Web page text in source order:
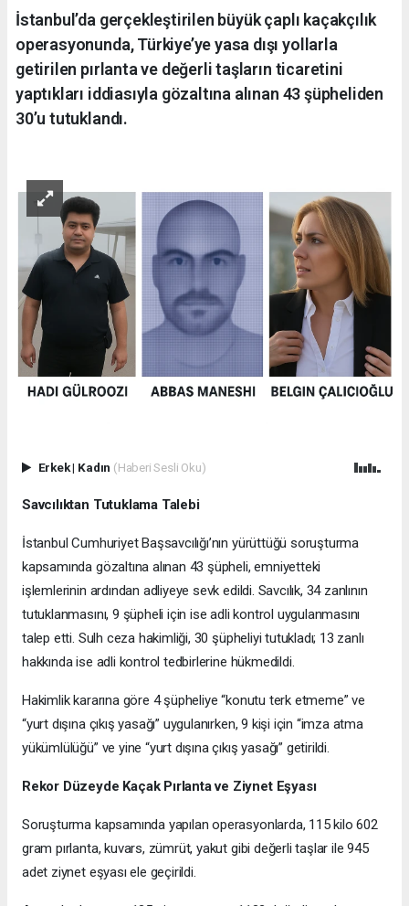
İstanbul’da gerçekleştirilen büyük çaplı kaçakçılık
operasyonunda, Türkiye’ye yasa dışı yollarla
getirilen pırlanta ve değerli taşların ticaretini
yaptıkları iddiasıyla gözaltına alınan 43 şüpheliden
30’u tutuklandı.
Erkek| Kadın (Haberi Sesli Oku)
Savcılıktan Tutuklama Talebi
İstanbul Cumhuriyet Başsavcılığı’nın yürüttüğü soruşturma
kapsamında gözaltına alınan 43 şüpheli, emniyetteki
işlemlerinin ardından adliyeye sevk edildi. Savcılık, 34 zanlının
tutuklanmasını, 9 şüpheli için ise adli kontrol uygulanmasını
talep etti. Sulh ceza hakimliği, 30 şüpheliyi tutukladı; 13 zanlı
hakkında ise adli kontrol tedbirlerine hükmedildi.
Hakimlik kararına göre 4 şüpheliye “konutu terk etmeme” ve
“yurt dışına çıkış yasağı” uygulanırken, 9 kişi için “imza atma
yükümlülüğü” ve yine “yurt dışına çıkış yasağı” getirildi.
Rekor Düzeyde Kaçak Pırlanta ve Ziynet Eşyası
Soruşturma kapsamında yapılan operasyonlarda, 115 kilo 602
gram pırlanta, kuvars, zümrüt, yakut gibi değerli taşlar ile 945
adet ziynet eşyası ele geçirildi.